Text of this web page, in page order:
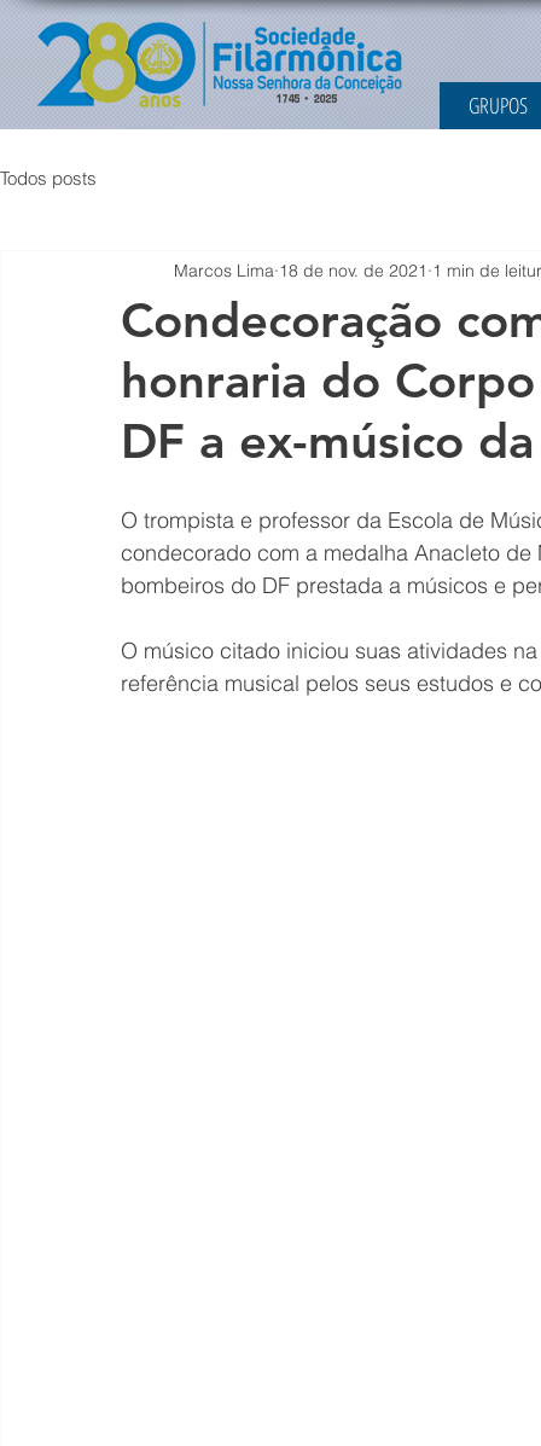
GRUPOS
Todos posts
Condecoração
honraria do
DF a ex-músico
Marcos Lima 18 de nov. de 2021 1 min de
O trompista e professor da Escola de
condecorado com a medalha Anacleto
bombeiros do DF prestada a músicos e
O músico citado iniciou suas atividades
referência musical pelos seus estudos e